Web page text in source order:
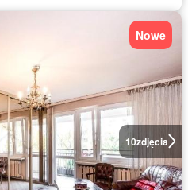
10zdjęcia
Nowe